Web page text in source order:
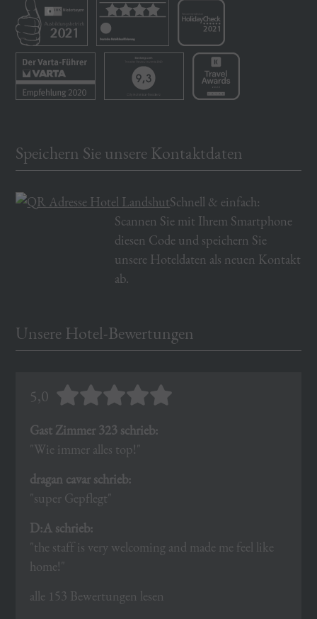
Speichern Sie unsere Kontaktdaten
Schnell & einfach:
Scannen Sie mit Ihrem Smartphone
diesen Code und speichern Sie
unsere Hoteldaten als neuen Kontakt
ab.
Unsere Hotel-Bewertungen
5,0
Gast Zimmer 323 schrieb:
"Wie immer alles top!"
dragan cavar schrieb:
"super Gepflegt"
D:A schrieb:
"the staff is very welcoming and made me feel like
home!"
alle 153 Bewertungen lesen